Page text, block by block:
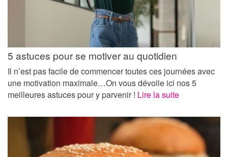
5 astuces pour se motiver au quotidien
Il n’est pas facile de commencer toutes ces journées avec
une motivation maximale…On vous dévoile ici nos 5
meilleures astuces pour y parvenir ! Lire la suite